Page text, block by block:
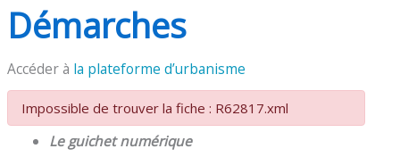
Démarches
Accéder à la plateforme d’urbanisme
Impossible de trouver la fiche : R62817.xml
Le guichet numérique